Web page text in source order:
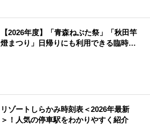
【2026年度】「青森ねぶた祭」「秋田竿
燈まつり」日帰りにも利用できる臨時新
リゾートしらかみ時刻表＜2026年最新
＞！人気の停車駅をわかりやすく紹介